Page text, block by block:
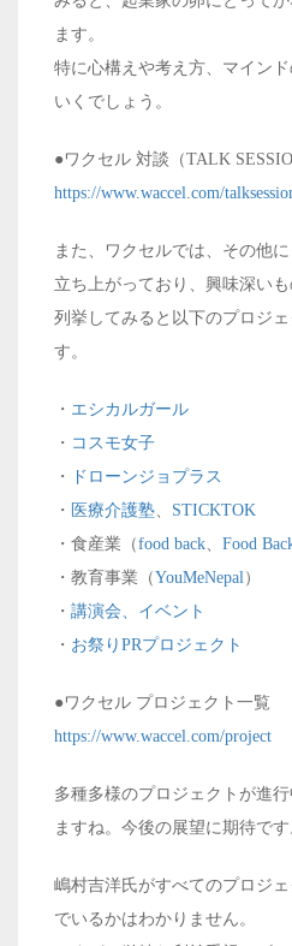
ます。
特に心構えや考え方、マイン
いくでしょう。
●ワクセル 対談（TALK
https://www.waccel.com/
また、ワクセルでは、その他
立ち上がっており、興味深いも
列挙してみると以下のプロジ
す。
・ エシカルガール
・ コスモ女子
・
ドローンジョプラス
・ 医療介護塾
STICKTOK
・食産業（food back Food
・教育事業（YouMeNepal ）
・ 講演会、イベント
・ お祭りPRプロジェクト
●ワクセル プロジェクト一覧
https://www.waccel.com/project
多種多様のプロジェクトが進
ますね。今後の展望に期待です
嶋村吉洋氏がすべてのプロジ
でいるかはわかりません。